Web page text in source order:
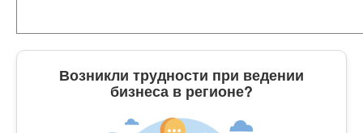
Возникли трудности при ведении
бизнеса в регионе?